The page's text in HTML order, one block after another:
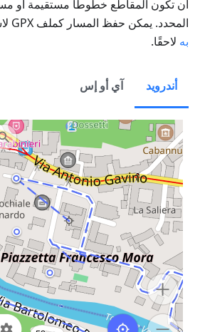
أن تكون المقاطع خطوطًا مستقيمة أو
المحدد. يمكن حفظ المسار كملف GPX لاستيراده وتعديله و
به لاحقًا.
أندرويد آي أو إس